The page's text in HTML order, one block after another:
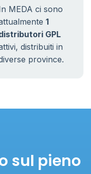
MEDA ci sono
1
GPL
distribuiti in
province.
sul pieno